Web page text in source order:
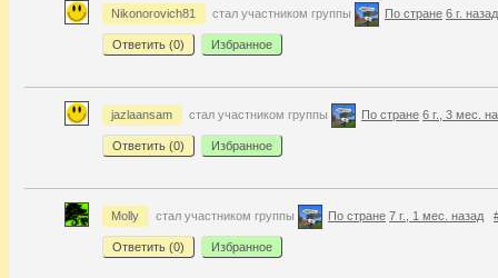
Nikonorovich81 стал участником группы По стране 6 г. назад
Ответить (0) Избранное
jazlaansam стал участником группы По стране 6 г., 3 мес.
Ответить (0) Избранное
Molly стал участником группы По стране 7 г., 1 мес. назад
Ответить (0) Избранное